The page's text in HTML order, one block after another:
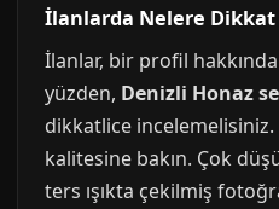
İlanlarda Nelere Dikkat
İlanlar, bir profil
yüzden, Denizli Honaz
dikkatlice
kalitesine bakın. Çok
ters ışıkta çekilmiş